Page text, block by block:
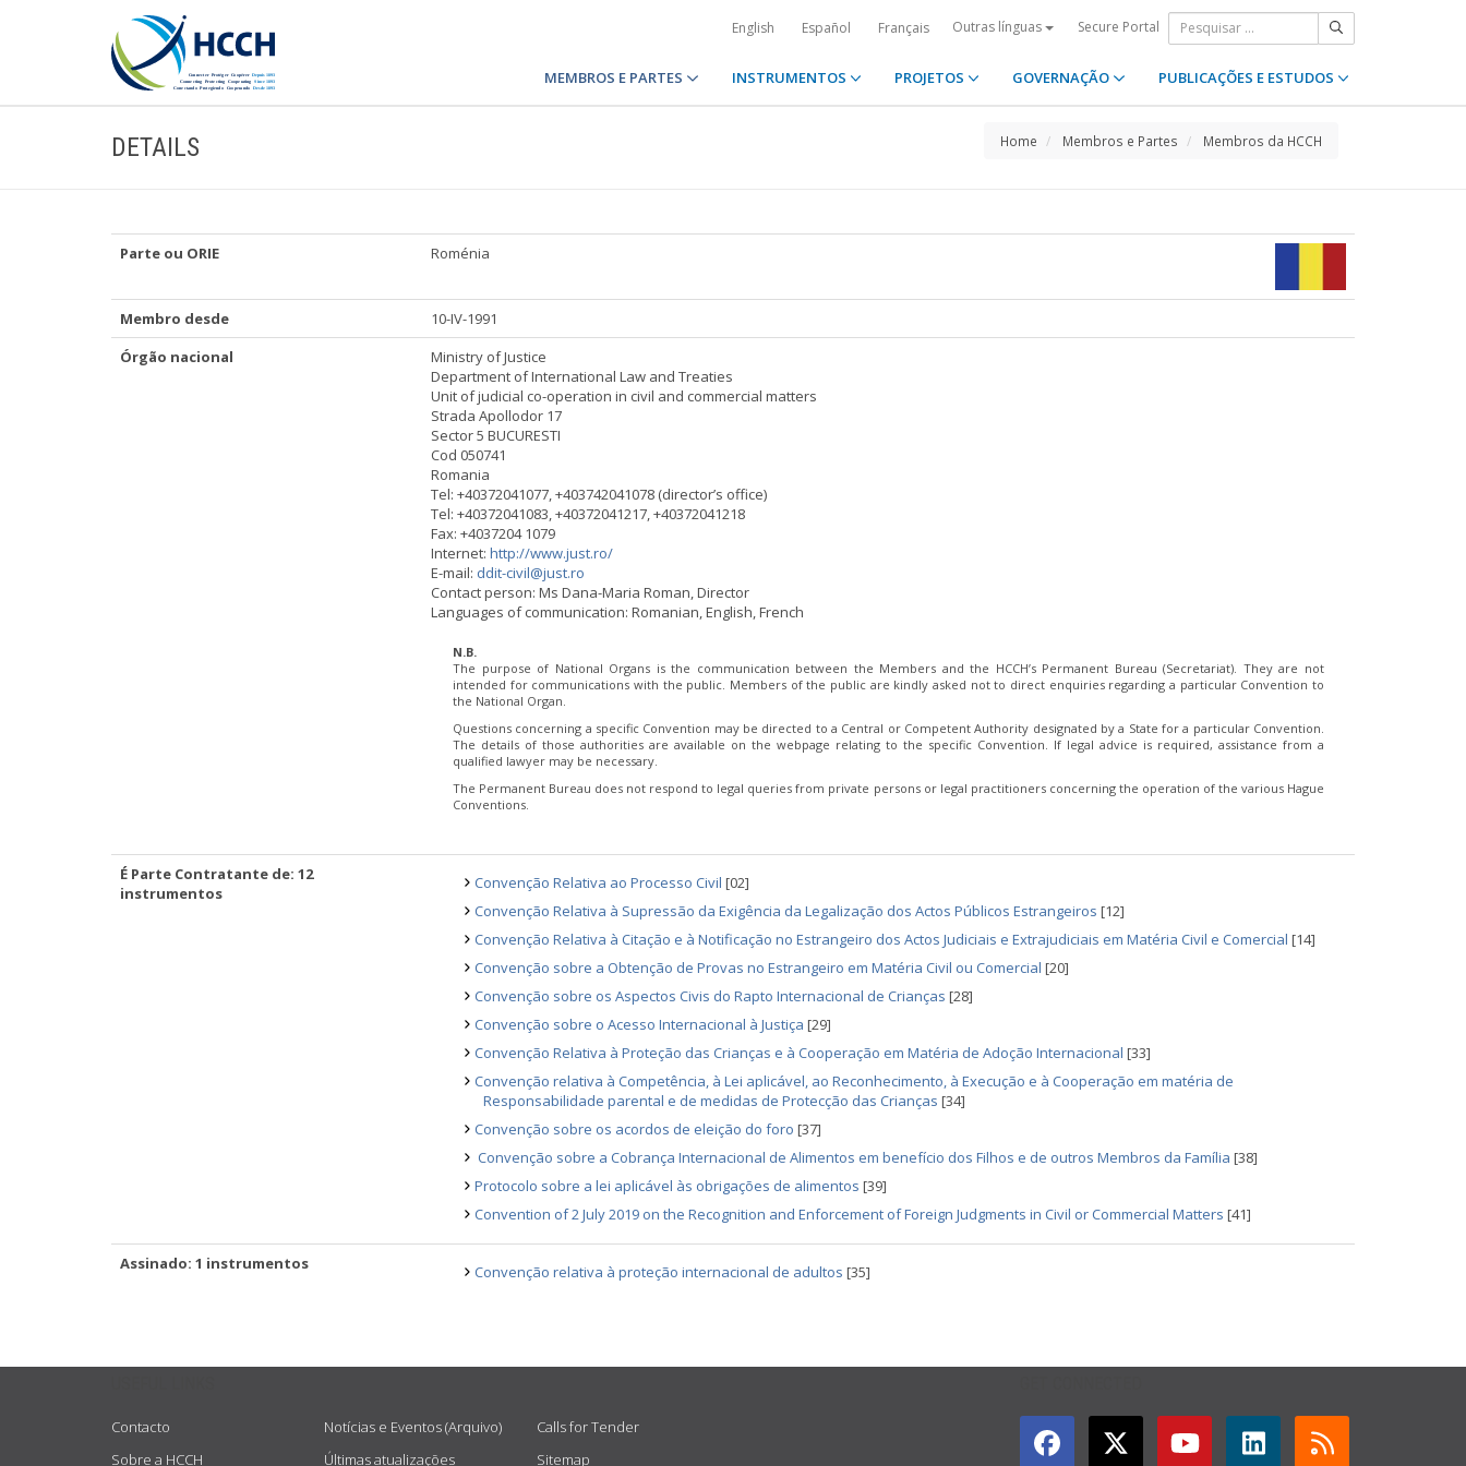
English Español Français Outras línguas Secure Portal
MEMBROS E PARTES INSTRUMENTOS PROJETOS GOVERNAÇÃO PUBLICAÇÕES E ESTUDOS
DETAILS Home Membros e Partes Membros da HCCH
Parte ou ORIE Roménia
Membro desde
10-IV-1991
Órgão nacional
Ministry of Justice
Department of International Law and Treaties
Unit of judicial co-operation in civil and commercial matters
Strada Apollodor 17
Sector 5 BUCURESTI
Cod 050741
Romania
Tel: +40372041077, +403742041078 (director’s office)
Tel: +40372041083, +40372041217, +40372041218
Fax: +4037204 1079
Internet: http://www.just.ro/
E-mail: ddit-civil@just.ro
Contact person: Ms Dana-Maria Roman, Director
Languages of communication: Romanian, English, French
N.B.
The purpose of National Organs is the communication between the Members and the HCCH’s Permanent Bureau (Secretariat). They are not
intended for communications with the public. Members of the public are kindly asked not to direct enquiries regarding a particular Convention to
the National Organ.
Questions concerning a specific Convention may be directed to a Central or Competent Authority designated by a State for a particular Convention.
The details of those authorities are available on the webpage relating to the specific Convention. If legal advice is required, assistance from a
qualified lawyer may be necessary.
The Permanent Bureau does not respond to legal queries from private persons or legal practitioners concerning the operation of the various Hague
Conventions.
É Parte Contratante de: 12
instrumentos
Convenção Relativa ao Processo Civil [02]
Convenção Relativa à Supressão da Exigência da Legalização dos Actos Públicos Estrangeiros [12]
Convenção Relativa à Citação e à Notificação no Estrangeiro dos Actos Judiciais e Extrajudiciais em Matéria Civil e Comercial [14]
Convenção sobre a Obtenção de Provas no Estrangeiro em Matéria Civil ou Comercial [20]
Convenção sobre os Aspectos Civis do Rapto Internacional de Crianças [28]
Convenção sobre o Acesso Internacional à Justiça [29]
Convenção Relativa à Proteção das Crianças e à Cooperação em Matéria de Adoção Internacional [33]
Convenção relativa à Competência, à Lei aplicável, ao Reconhecimento, à Execução e à Cooperação em matéria de
Responsabilidade parental e de medidas de Protecção das Crianças [34]
Convenção sobre os acordos de eleição do foro [37]
Convenção sobre a Cobrança Internacional de Alimentos em benefício dos Filhos e de outros Membros da Família [38]
Protocolo sobre a lei aplicável às obrigações de alimentos [39]
Convention of 2 July 2019 on the Recognition and Enforcement of Foreign Judgments in Civil or Commercial Matters [41]
Assinado: 1 instrumentos Convenção relativa à proteção internacional de adultos [35]
Contacto
Sobre a HCCH
Notícias e Eventos (Arquivo)
Últimas atualizações
Calls for Tender
Sitemap